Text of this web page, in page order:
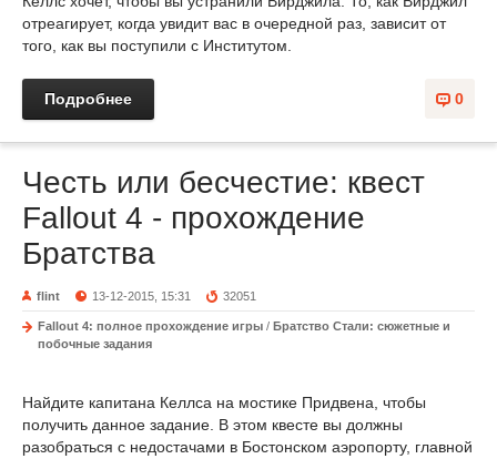
отреагирует, когда увидит вас в очередной раз, зависит от
того, как вы поступили с Институтом.
0
Подробнее
Честь или бесчестие: квест
Fallout 4 - прохождение
Братства
flint 13-12-2015, 15:31 32051
Fallout 4: полное прохождение игры / Братство Стали: сюжетные и
побочные задания
Найдите капитана Келлса на мостике Придвена, чтобы
получить данное задание. В этом квесте вы должны
разобраться с недостачами в Бостонском аэропорту, главной